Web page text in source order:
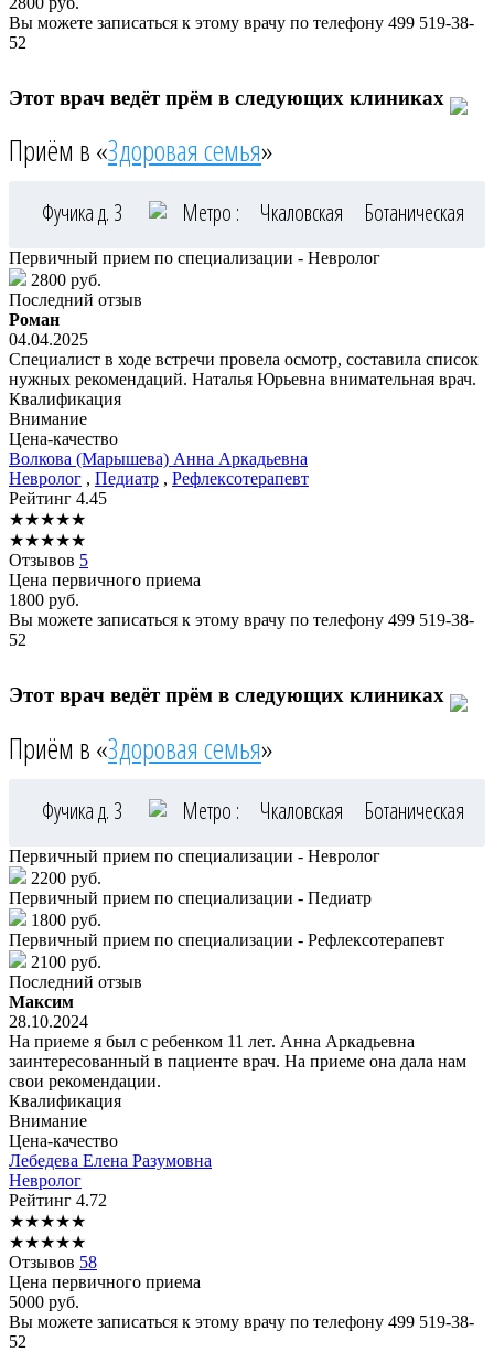
Вы можете записаться к этому врачу по телефону 499 519-38-
52
Этот врач ведёт прём в следующих клиниках
Приём в «Здоровая семья»
Фучика д. 3 Метро : Чкаловская Ботаническая
Первичный прием по специализации - Невролог
2800 руб.
Последний отзыв
Роман
04.04.2025
Специалист в ходе встречи провела осмотр, составила список
нужных рекомендаций. Наталья Юрьевна внимательная врач.
Квалификация
Внимание
Цена-качество
Волкова (Марышева) Анна Аркадьевна
Невролог , Педиатр , Рефлексотерапевт
Рейтинг 4.45
★★★★★
★★★★★
Отзывов 5
Цена первичного приема
1800 руб.
Вы можете записаться к этому врачу по телефону 499 519-38-
52
Этот врач ведёт прём в следующих клиниках
Приём в «Здоровая семья»
Фучика д. 3 Метро : Чкаловская Ботаническая
Первичный прием по специализации - Невролог
2200 руб.
Первичный прием по специализации - Педиатр
1800 руб.
Первичный прием по специализации - Рефлексотерапевт
2100 руб.
Последний отзыв
Максим
28.10.2024
На приеме я был с ребенком 11 лет. Анна Аркадьевна
заинтересованный в пациенте врач. На приеме она дала нам
свои рекомендации.
Квалификация
Внимание
Цена-качество
Лебедева Елена Разумовна
Невролог
Рейтинг 4.72
★★★★★
★★★★★
Отзывов 58
Цена первичного приема
5000 руб.
Вы можете записаться к этому врачу по телефону 499 519-38-
52